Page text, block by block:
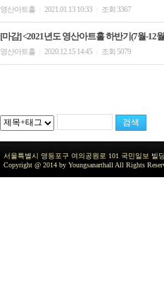
영산아트홀 2021.01.13 10:33 조회 3367
[마감] <2021년도 영산아트홀 하반기(7월-12
영산아트홀 2020.12.15 14:45 조회 5079
서울특별시 영등포구 여의공원로 101 국민일보 빌
Copyright @ 2014 by Youngsanarthall All Rights